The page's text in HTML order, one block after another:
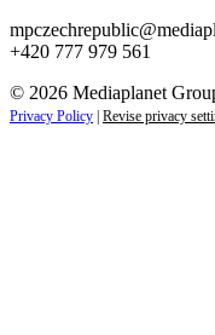
+420 777 979 561
© 2026 Mediaplanet
Privacy Policy | Revise privacy